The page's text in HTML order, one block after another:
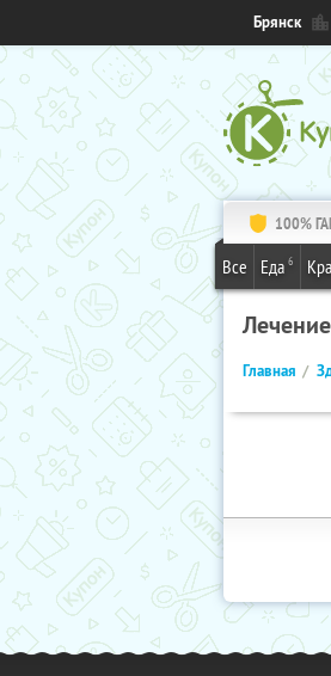
Брянск
100%
Все Еда 6
Главная